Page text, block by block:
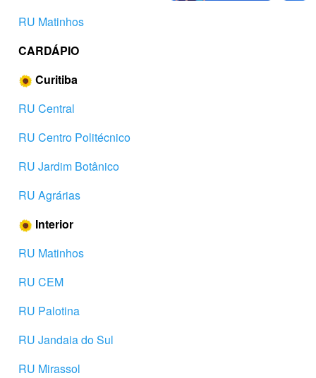
RU Matinhos
CARDÁPIO
Curitiba
RU Central
RU Centro Politécnico
RU Jardim Botânico
RU Agrárias
Interior
RU Matinhos
RU CEM
RU Palotina
RU Jandaia do Sul
RU Mirassol